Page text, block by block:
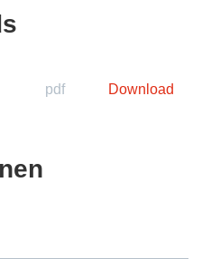
pdf Download